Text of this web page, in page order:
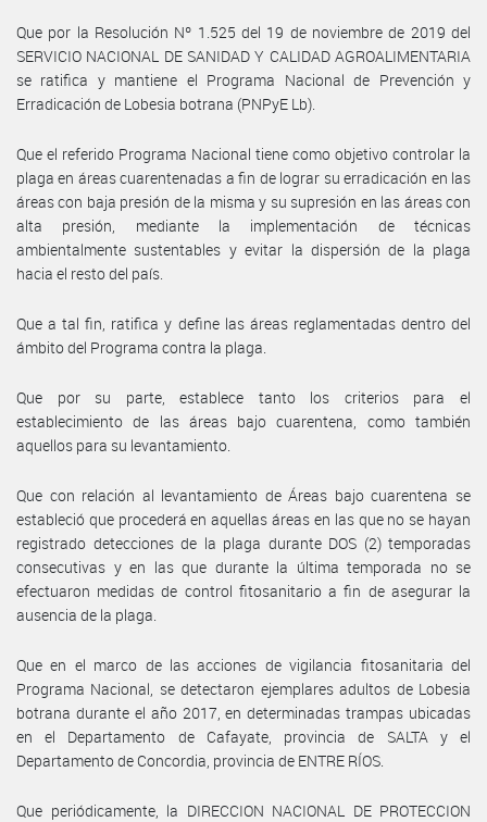
Que por la Resolución Nº 1.525 del 19 de noviembre de 2019 del
SERVICIO NACIONAL DE SANIDAD Y CALIDAD AGROALIMENTARIA
se ratifica y mantiene el Programa Nacional de Prevención y
Erradicación de Lobesia botrana (PNPyE Lb).
Que el referido Programa Nacional tiene como objetivo controlar la
plaga en áreas cuarentenadas a fin de lograr su erradicación en las
áreas con baja presión de la misma y su supresión en las áreas con
alta presión, mediante la implementación de técnicas
ambientalmente sustentables y evitar la dispersión de la plaga
hacia el resto del país.
Que a tal fin, ratifica y define las áreas reglamentadas dentro del
ámbito del Programa contra la plaga.
Que por su parte, establece tanto los criterios para el
establecimiento de las áreas bajo cuarentena, como también
aquellos para su levantamiento.
Que con relación al levantamiento de Áreas bajo cuarentena se
estableció que procederá en aquellas áreas en las que no se hayan
registrado detecciones de la plaga durante DOS (2) temporadas
consecutivas y en las que durante la última temporada no se
efectuaron medidas de control fitosanitario a fin de asegurar la
ausencia de la plaga.
Que en el marco de las acciones de vigilancia fitosanitaria del
Programa Nacional, se detectaron ejemplares adultos de Lobesia
botrana durante el año 2017, en determinadas trampas ubicadas
en el Departamento de Cafayate, provincia de SALTA y el
Departamento de Concordia, provincia de ENTRE RÍOS.
Que periódicamente, la DIRECCION NACIONAL DE PROTECCION